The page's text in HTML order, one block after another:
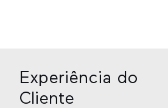
Experiência do
Cliente